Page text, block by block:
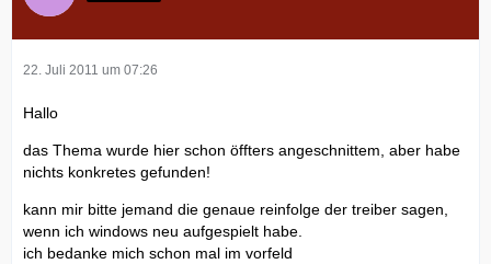
22. Juli 2011 um 07:26
Hallo
das Thema wurde hier schon öffters angeschnittem, aber habe
nichts konkretes gefunden!
kann mir bitte jemand die genaue reinfolge der treiber sagen,
wenn ich windows neu aufgespielt habe.
ich bedanke mich schon mal im vorfeld